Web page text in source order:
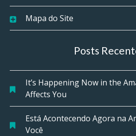
Mapa do Site
Posts
It’s Happening Now in the
Affects You
Está Acontecendo Agora na
Você